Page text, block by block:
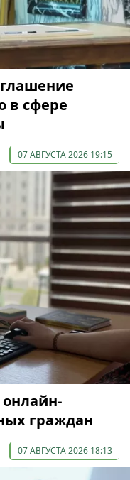
в сфере
07 АВГУСТА 2026 19:15
онлайн-
граждан
07 АВГУСТА 2026 18:13